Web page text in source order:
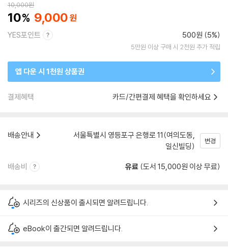
10,000원
10 9,000
YES포인트 500원 (5%)
5만원 이상 구매 시 2천원 추가 적립
앱 다운 시 1천원 상품권
결제혜택 카드/간편결제 혜택을 확인하세요
배송안내
서울특별시 영등포구 은행로 11(여의도동,
일신빌딩)
변경
배송비 유료 (도서 15,000원 이상 무료)
시리즈의 신상품이 출시되면 알려드립니다.
eBook이 출간되면 알려드립니다.